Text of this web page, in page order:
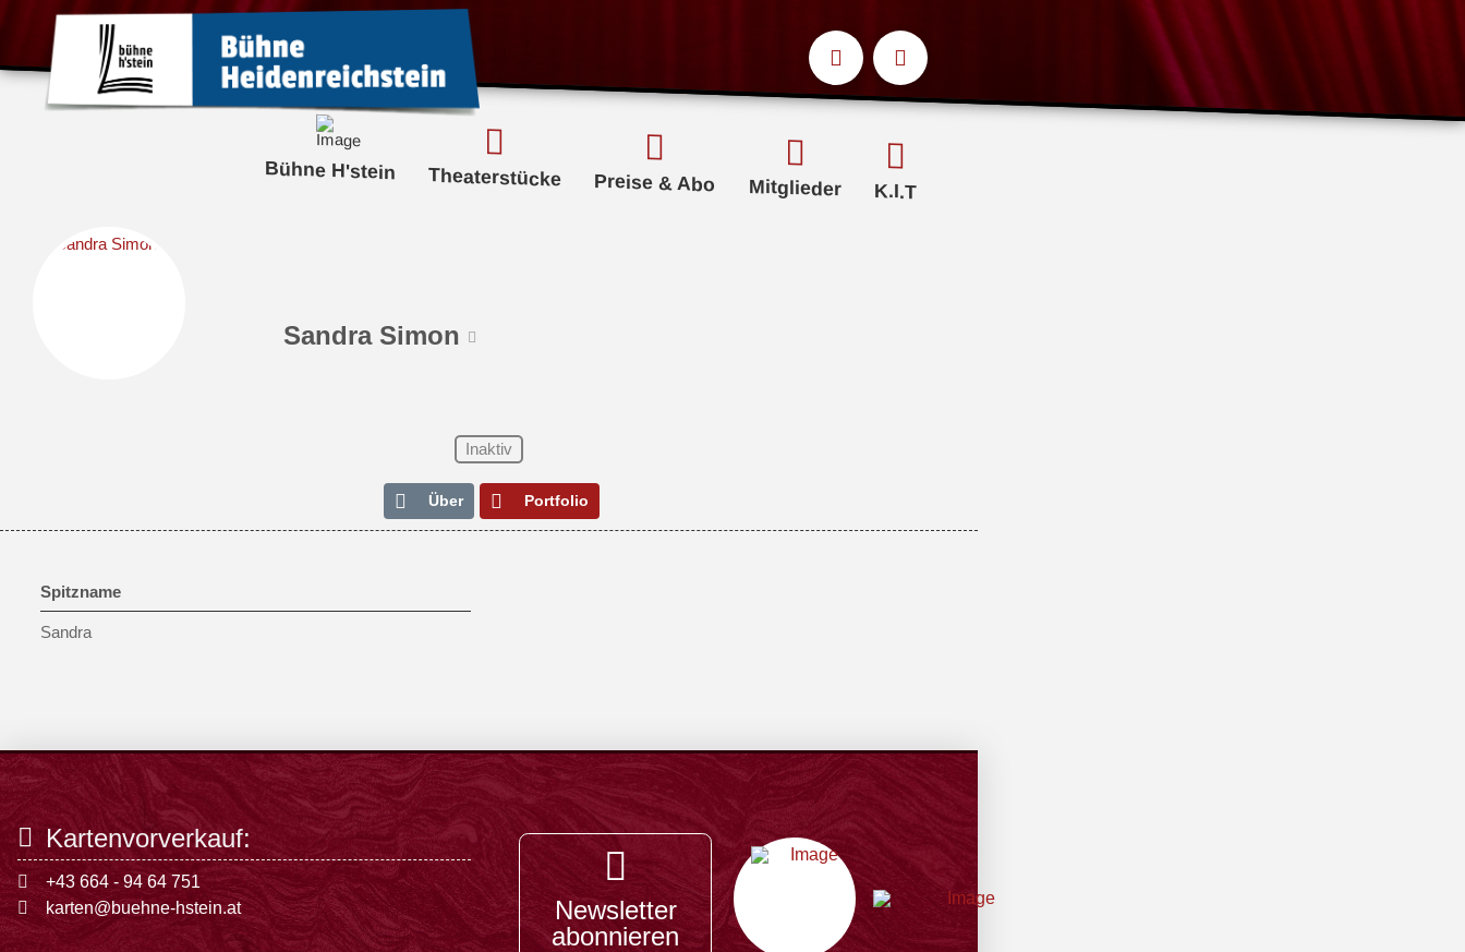
Bühne H'stein Theaterstücke Preise & Abo Mitglieder K.I.T
Sandra Simon
Inaktiv
Über Portfolio
Spitzname
Sandra
Kartenvorverkauf:
+43 664 - 94 64 751
karten@buehne-hstein.at
Newsletter
abonnieren